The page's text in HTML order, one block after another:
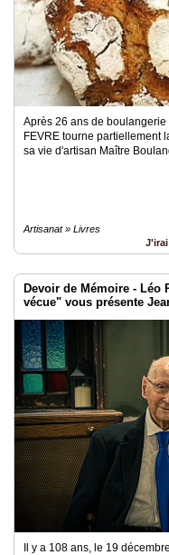
Après 26 ans de
FEVRE tourne partiellement
sa vie d'artisan Maître
Artisanat » Livres
Devoir de Mémoire -
vécue" vous présente
Il y a 108 ans, le 19